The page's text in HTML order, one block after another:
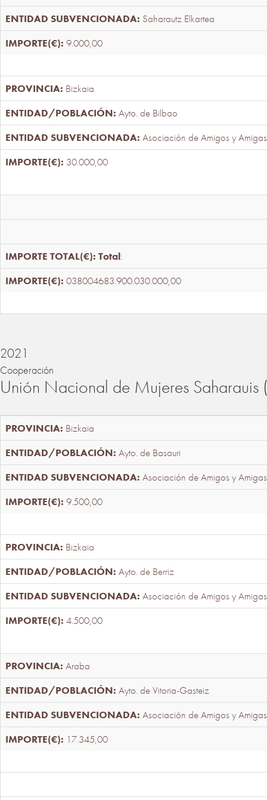
Saharautz Elkartea
9.000,00
Bizkaia
Ayto. de Bilbao
Asociación de Amigos y
30.000,00
Total:
038004683.900.030.000,00
2021
Cooperación
Unión Nacional de Mujeres
Bizkaia
Ayto. de Basauri
Asociación de Amigos y
9.500,00
Bizkaia
Ayto. de Berriz
Asociación de Amigos y
4.500,00
Araba
Ayto. de Vitoria-Gasteiz
Asociación de Amigos y
17.345,00